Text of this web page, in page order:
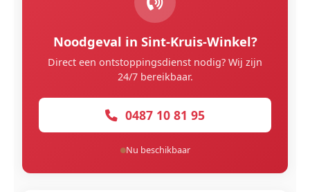
Noodgeval in Sint-Kruis-Winkel?
Direct een ontstoppingsdienst nodig? Wij zijn
24/7 bereikbaar.
0487 10 81 95
Nu beschikbaar